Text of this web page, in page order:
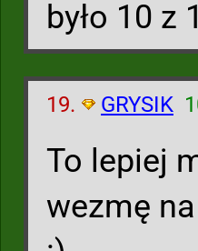
było 10 z
19. GRYSIK
To lepiej
wezmę